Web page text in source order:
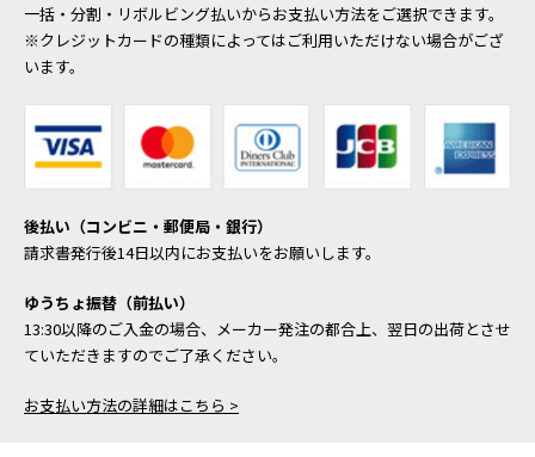
一括・分割・リボルビング払いからお支払い方法をご選択できます。
※クレジットカードの種類によってはご利用いただけない場合がござ
います。
後払い（コンビニ・郵便局・銀行）
請求書発行後14日以内にお支払いをお願いします。
ゆうちょ振替（前払い）
13:30以降のご入金の場合、メーカー発注の都合上、翌日の出荷とさせ
ていただきますのでご了承ください。
お支払い方法の詳細はこちら >